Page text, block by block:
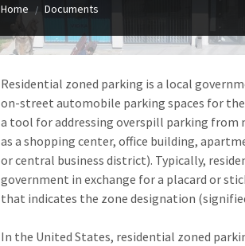
Home / Documents
Residential zoned parking is a local
on-street automobile parking spaces for
a tool for addressing overspill parking
as a shopping center, office building,
or central business district). Typically,
government in exchange for a placard or
that indicates the zone designation
In the United States, residential zoned